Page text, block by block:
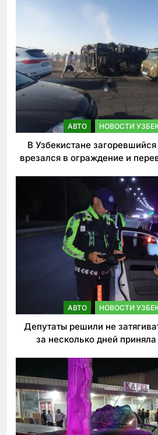
АВТО НОВОСТИ
В Узбекистане
врезался в ограждение и
АВТО НОВОСТИ
Депутаты решили не
за несколько дней